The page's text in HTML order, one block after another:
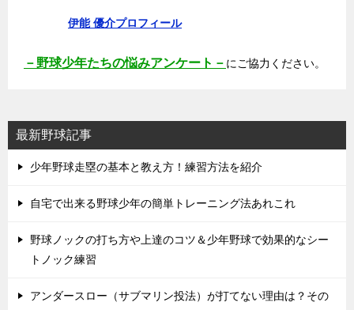
伊能 優介プロフィール
－野球少年たちの悩みアンケート－ にご協力ください。
最新野球記事
少年野球走塁の基本と教え方！練習方法を紹介
自宅で出来る野球少年の簡単トレーニング法あれこれ
野球ノックの打ち方や上達のコツ＆少年野球で効果的なシー
トノック練習
アンダースロー（サブマリン投法）が打てない理由は？その